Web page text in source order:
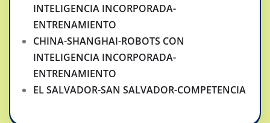
INTELIGENCIA INCORPORADA-
ENTRENAMIENTO
CHINA-SHANGHAI-ROBOTS CON
INTELIGENCIA INCORPORADA-
ENTRENAMIENTO
EL SALVADOR-SAN SALVADOR-COMPETENCIA